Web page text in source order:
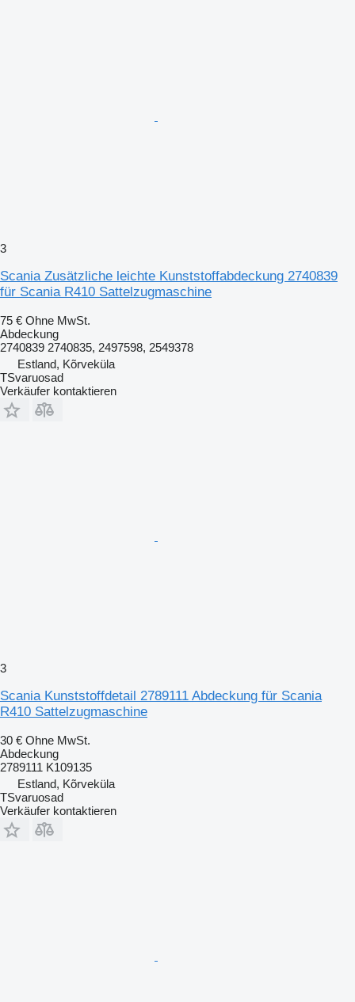
3
Scania Zusätzliche leichte Kunststoffabdeckung 2740839
für Scania R410 Sattelzugmaschine
75 € Ohne MwSt.
Abdeckung
2740839 2740835, 2497598, 2549378
Estland, Kõrveküla
TSvaruosad
Verkäufer kontaktieren
3
Scania Kunststoffdetail 2789111 Abdeckung für Scania
R410 Sattelzugmaschine
30 € Ohne MwSt.
Abdeckung
2789111 K109135
Estland, Kõrveküla
TSvaruosad
Verkäufer kontaktieren